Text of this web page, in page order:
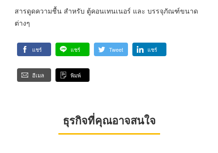
สารดูดความชื้น สำหรับ ตู้คอนเทนเนอร์ และ บรรจุภัณฑ์ขนาด
ต่างๆ
แชร์ แชร์ Tweet แชร์
อีเมล พิมพ์
ธุรกิจที่คุณอาจสนใจ